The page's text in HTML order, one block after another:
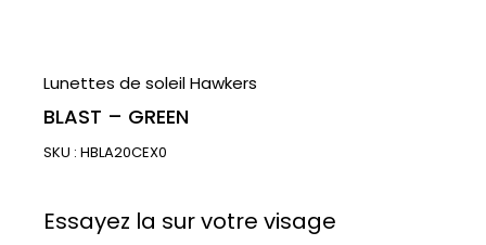
Lunettes de soleil Hawkers
BLAST – GREEN
SKU : HBLA20CEX0
Essayez la sur votre visage